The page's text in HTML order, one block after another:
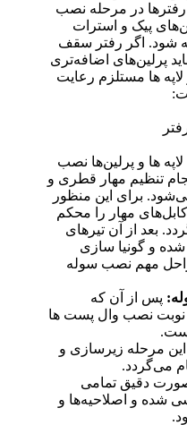
در مرحله نصب
پیک و استرات
شود. اگر رفتر سقف
پرلین‌های اضافه‌تری
ها مستلزم رعایت
ها و پرلین‌ها نصب
تنظیم مهار قطری و
برای این منظور
مهار را محکم
بعد از آن تیرهای
و گونیا سازی
مهم نصب سوله
پس از آن که
نصب وال‌ پست ها
مرحله زیرسازی و
می‌گردد.
دقیق تمامی
شده و اصلاحیه‌ها و